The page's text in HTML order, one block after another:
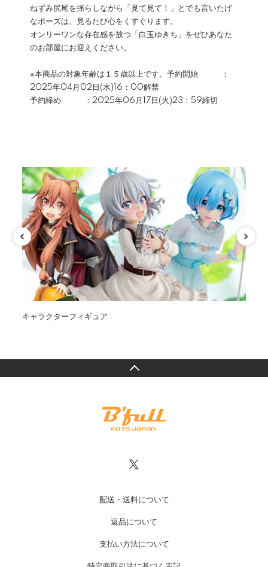
ねずみ尻尾を揺らしながら「見て見て！」とでも言いたげ
なポーズは、見るたび心をくすぐります。
オンリーワンな存在感を放つ「白玉ゆきち」をぜひあなた
のお部屋にお迎えください。
※本商品の対象年齢は１５歳以上です。予約開始 ：
2025年04月02日(水)16：00解禁
予約締め ：2025年06月17日(火)23：59締切
カテゴリ
キャラクターフィギュア
配送・送料について
返品について
支払い方法について